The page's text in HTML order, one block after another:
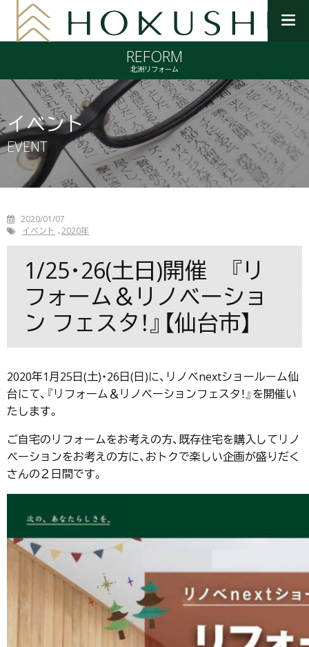
を
開
く
REFORM
北洲リフォーム
イベント
EVENT
2020/01/07
イベント
2020年
1/25･26(土日)開催 『リ
フォーム＆リノベーショ
ン フェスタ！』【仙台市】
2020年1月25日(土)・26日(日)に、リノベnextショールーム仙
台にて、『リフォーム＆リノベーションフェスタ！』を開催い
たします。
ご自宅のリフォームをお考えの方、既存住宅を購入してリノ
ベーションをお考えの方に、おトクで楽しい企画が盛りだく
さんの２日間です。